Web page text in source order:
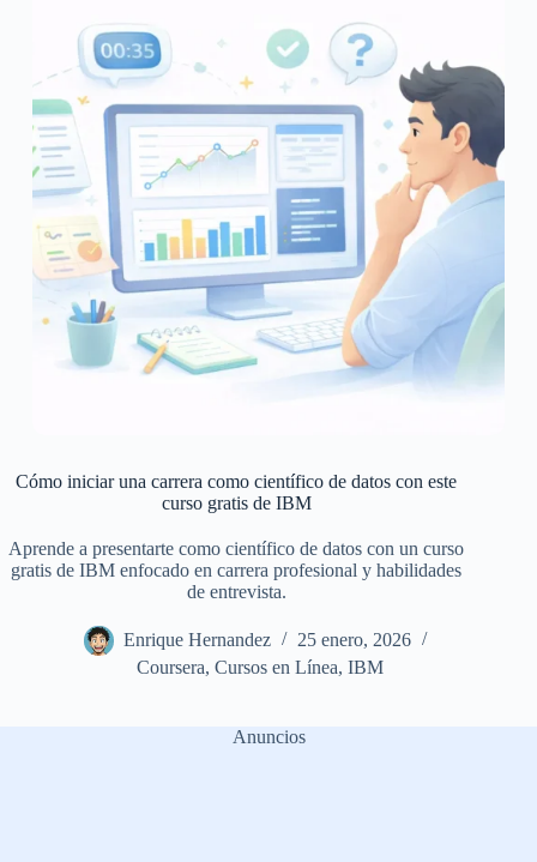
Cómo iniciar una carrera como científico de datos con este
curso gratis de IBM
Aprende a presentarte como científico de datos con un curso
gratis de IBM enfocado en carrera profesional y habilidades
de entrevista.
Enrique Hernandez
25 enero, 2026
Coursera,Cursos en Línea,IBM
Anuncios